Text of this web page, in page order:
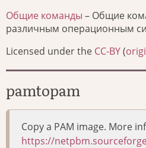
Общие команды – Общие
различным операционным
Licensed under the CC-BY(
pamtopam
Copy a PAM image. More
https://